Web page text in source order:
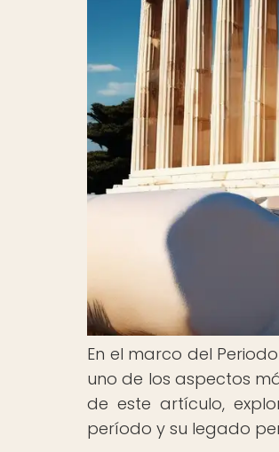
En el marco del
uno de los aspectos
de este artículo,
período y su legado